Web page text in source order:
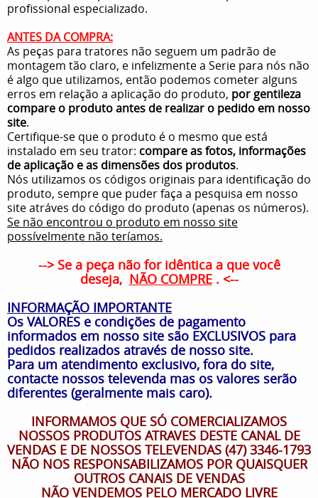
profissional especializado.
ANTES DA COMPRA:
As peças para tratores não seguem um padrão de
montagem tão claro, e infelizmente a Serie para nós não
é algo que utilizamos, então podemos cometer alguns
erros em relação a aplicação do produto, por gentileza
compare o produto antes de realizar o pedido em nosso
site.
Certifique-se que o produto é o mesmo que está
instalado em seu trator: compare as fotos, informações
de aplicação e as dimensões dos produtos.
Nós utilizamos os códigos originais para identificação do
produto, sempre que puder faça a pesquisa em nosso
site atráves do código do produto (apenas os números).
Se não encontrou o produto em nosso site
possívelmente não teríamos.
--> Se a peça não for idêntica a que você
deseja, NÃO COMPRE. <--
INFORMAÇÃO IMPORTANTE
Os VALORES e condições de pagamento
informados em nosso site são EXCLUSIVOS para
pedidos realizados através de nosso site.
Para um atendimento exclusivo, fora do site,
contacte nossos televenda mas os valores serão
diferentes (geralmente mais caro).
INFORMAMOS QUE SÓ COMERCIALIZAMOS
NOSSOS PRODUTOS ATRAVES DESTE CANAL DE
VENDAS E DE NOSSOS TELEVENDAS (47) 3346-1793
NÃO NOS RESPONSABILIZAMOS POR QUAISQUER
OUTROS CANAIS DE VENDAS
NÃO VENDEMOS PELO MERCADO LIVRE